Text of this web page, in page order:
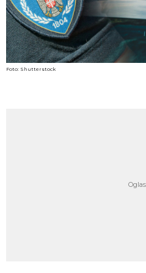
Foto: Shutterstock